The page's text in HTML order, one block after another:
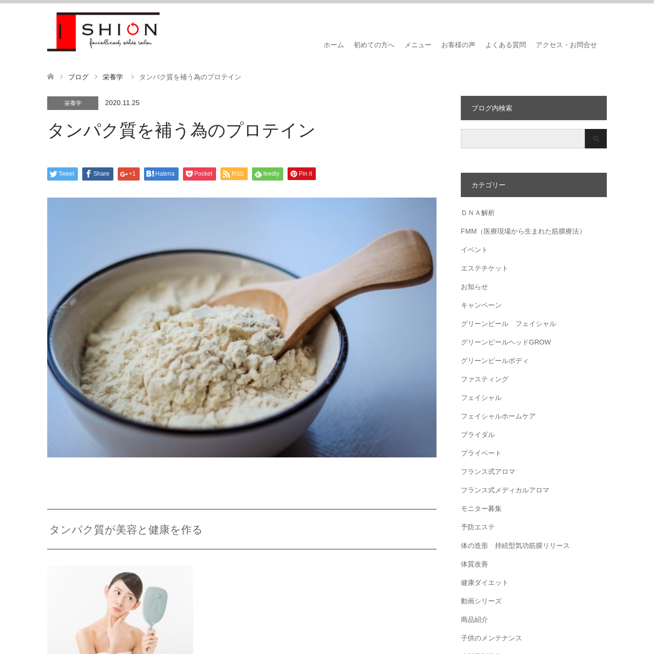
ホーム 初めての方へ メニュー お客様の声 よくある質問 アクセス・お問合せ
ブログ 栄養学 タンパク質を補う為のプロテイン
栄養学 2020.11.25
タンパク質を補う為のプロテイン
Tweet Share +1 Hatena Pocket RSS feedly Pin it
タンパク質が美容と健康を作る
ブログ内検索
カテゴリー
ＤＮＡ解析
FMM（医療現場から生まれた筋膜療法）
イベント
エステチケット
お知らせ
キャンペーン
グリーンピール フェイシャル
グリーンピールヘッドGROW
グリーンピールボディ
ファスティング
フェイシャル
フェイシャルホームケア
ブライダル
プライベート
フランス式アロマ
フランス式メディカルアロマ
モニター募集
予防エステ
体の造形 持続型気功筋膜リリース
体質改善
健康ダイエット
動画シリーズ
商品紹介
子供のメンテナンス